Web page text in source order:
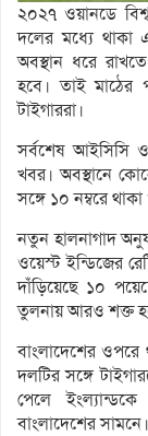
২০২৭ ওয়ানডে
দলের মধ্যে থাকা
অবস্থান ধরে
হবে। তাই মাঠের
টাইগাররা।
সর্বশেষ আইসিসি
খবর। অবস্থানে
সঙ্গে ১০ নম্বরে
নতুন হালনাগাদ
ওয়েস্ট ইন্ডিজের
দাঁড়িয়েছে ১০
তুলনায় আরও শক্ত
বাংলাদেশের ওপরে
দলটির সঙ্গে
পেলে
বাংলাদেশের সামনে।